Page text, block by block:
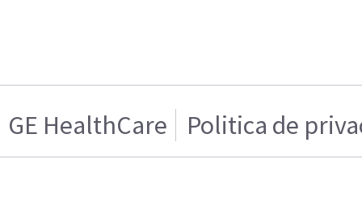
GE HealthCare Politica de